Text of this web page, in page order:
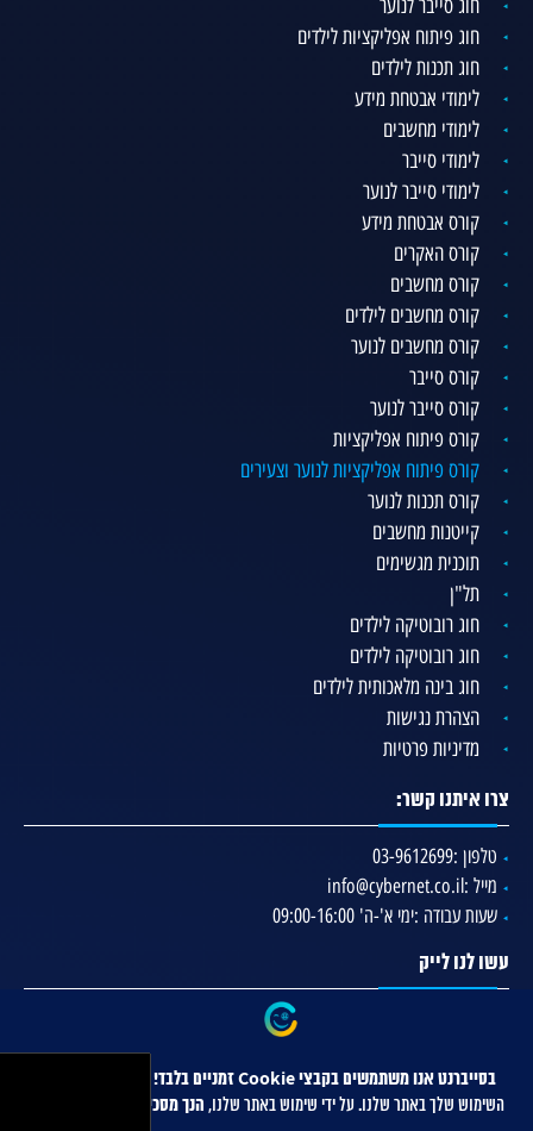
חוג סייבר לנוער
חוג פיתוח אפליקציות לילדים
חוג תכנות לילדים
לימודי אבטחת מידע
לימודי מחשבים
לימודי סייבר
לימודי סייבר לנוער
קורס אבטחת מידע
קורס האקרים
קורס מחשבים
קורס מחשבים לילדים
קורס מחשבים לנוער
קורס סייבר
קורס סייבר לנוער
קורס פיתוח אפליקציות
קורס פיתוח אפליקציות לנוער וצעירים
קורס תכנות לנוער
קייטנות מחשבים
תוכנית מגשימים
תל"ן
חוג רובוטיקה לילדים
חוג רובוטיקה לילדים
חוג בינה מלאכותית לילדים
הצהרת נגישות
מדיניות פרטיות
צרו איתנו קשר:
טלפון :03-9612699
מייל :info@cybernet.co.il
שעות עבודה :ימי א'-ה' 09:00-16:00
עשו לנו לייק